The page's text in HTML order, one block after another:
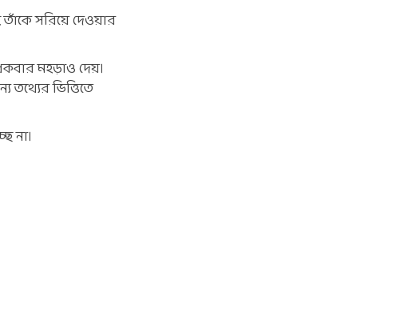
সরিয়ে দেওয়ার
মহড়াও দেয়।
তথ্যের ভিত্তিতে
না।